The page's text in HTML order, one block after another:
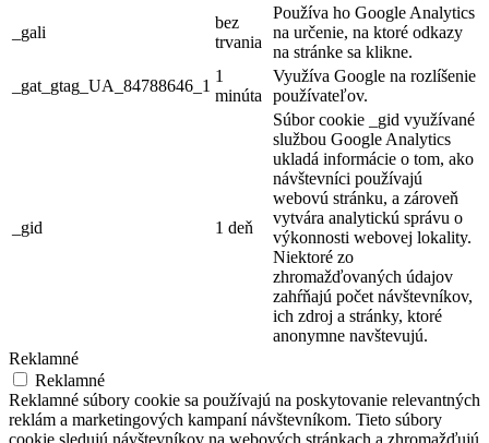
_gali
bez
trvania
Používa ho Google Analytics
na určenie, na ktoré odkazy
na stránke sa klikne.
_gat_gtag_UA_84788646_1
1
minúta
Využíva Google na rozlíšenie
používateľov.
_gid 1 deň
Súbor cookie _gid využívané
službou Google Analytics
ukladá informácie o tom, ako
návštevníci používajú
webovú stránku, a zároveň
vytvára analytickú správu o
výkonnosti webovej lokality.
Niektoré zo
zhromažďovaných údajov
zahŕňajú počet návštevníkov,
ich zdroj a stránky, ktoré
anonymne navštevujú.
Reklamné
Reklamné
Reklamné súbory cookie sa používajú na poskytovanie relevantných
reklám a marketingových kampaní návštevníkom. Tieto súbory